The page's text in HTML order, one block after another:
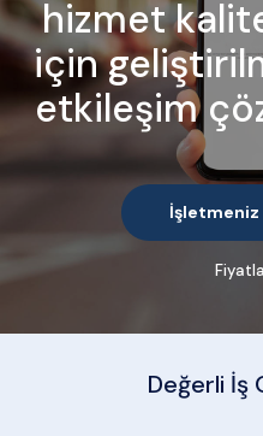
hizmet
için
etkileşim
İşletmeniz
Değerli İş